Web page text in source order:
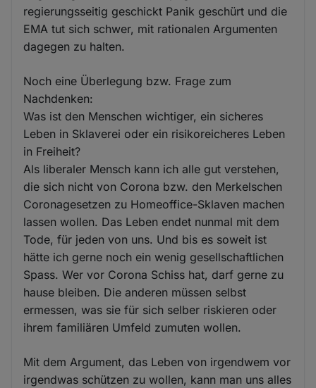
regierungsseitig geschickt Panik geschürt und die
EMA tut sich schwer, mit rationalen Argumenten
dagegen zu halten.
Noch eine Überlegung bzw. Frage zum
Nachdenken:
Was ist den Menschen wichtiger, ein sicheres
Leben in Sklaverei oder ein risikoreicheres Leben
in Freiheit?
Als liberaler Mensch kann ich alle gut verstehen,
die sich nicht von Corona bzw. den Merkelschen
Coronagesetzen zu Homeoffice-Sklaven machen
lassen wollen. Das Leben endet nunmal mit dem
Tode, für jeden von uns. Und bis es soweit ist
hätte ich gerne noch ein wenig gesellschaftlichen
Spass. Wer vor Corona Schiss hat, darf gerne zu
hause bleiben. Die anderen müssen selbst
ermessen, was sie für sich selber riskieren oder
ihrem familiären Umfeld zumuten wollen.
Mit dem Argument, das Leben von irgendwem vor
irgendwas schützen zu wollen, kann man uns alles